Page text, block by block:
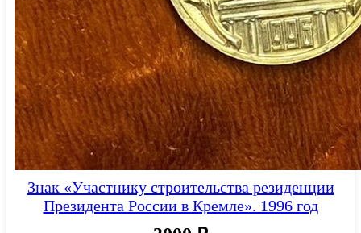
Знак «Участнику строительства резиденции
Президента России в Кремле». 1996 год